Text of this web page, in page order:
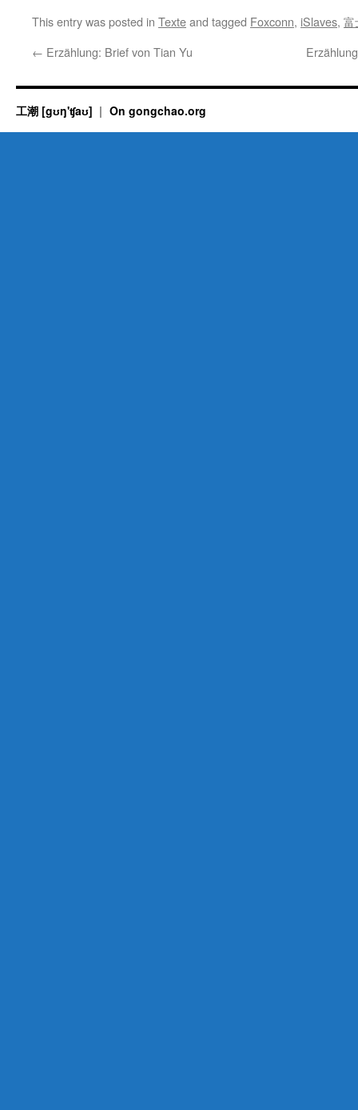
This entry was posted in Texteand tagged Foxconn, iSlaves, 富
← Erzählung: Brief von Tian Yu
工潮 [gʊŋ'ʧaʊ] On gongchao.org